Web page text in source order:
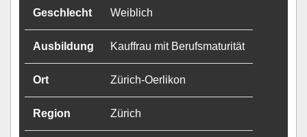
Geschlecht Weiblich
Ausbildung Kauffrau mit Berufsmaturität
Ort Zürich-Oerlikon
Region Zürich